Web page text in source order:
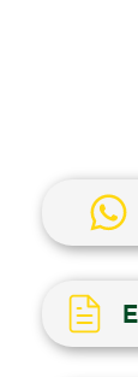
pets:
indicado